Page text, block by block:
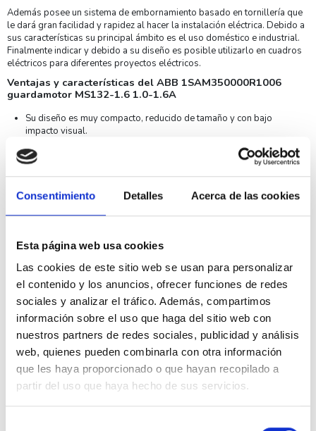
Consentimiento Detalles Acerca de las cookies
Esta página web usa cookies
Las cookies de este sitio web se usan para personalizar
el contenido y los anuncios, ofrecer funciones de redes
sociales y analizar el tráfico. Además, compartimos
información sobre el uso que haga del sitio web con
nuestros partners de redes sociales, publicidad y análisis
web, quienes pueden combinarla con otra información
que les haya proporcionado o que hayan recopilado a
partir del uso que haya hecho de sus servicios.
Además posee un sistema de embornamiento basado en tornillería que
le dará gran facilidad y rapidez al hacer la instalación eléctrica. Debido a
sus características su principal ámbito es el uso doméstico e industrial.
Finalmente indicar y debido a su diseño es posible utilizarlo en cuadros
eléctricos para diferentes proyectos eléctricos.
Ventajas y características del ABB 1SAM350000R1006
guardamotor MS132-1.6 1.0-1.6A
Su diseño es muy compacto, reducido de tamaño y con bajo
impacto visual.
Su acabado es en
Sus medidas son45x90x86.75mm.
El número de polos es de3 Polos
Corriente operativa nominal de20A
Rango de regulación de1.0A a 1.6A
Pertenece a laserie ABB MS132.
Asimismo indicar que su rango de temperatura de funcionamiento
es de-25°C a +70°C.
Finalmente indicar que su conexión es muy sencilla debido a su
sistema de embornamiento de tornillería.
Fabricado con los más altos estándares de calidad.
Especificaciones técnicas